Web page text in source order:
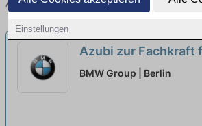
Einstellungen
Arbeitgebern und bewerben Sie sich noch
Azubi zur Fachkraft
Lagerlogistik (w/m/
BMW Group | Berlin